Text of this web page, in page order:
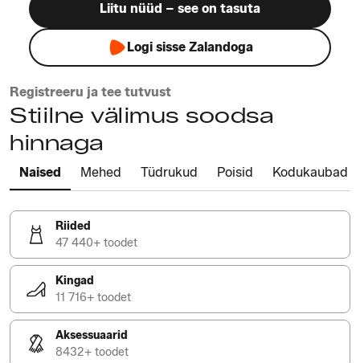
Liitu nüüd – see on tasuta
Logi sisse Zalandoga
Registreeru ja tee tutvust
Stiilne välimus soodsa
hinnaga
Naised Mehed Tüdrukud Poisid Kodukaubad
Riided
47 440+ toodet
Kingad
11 716+ toodet
Aksessuaarid
8432+ toodet